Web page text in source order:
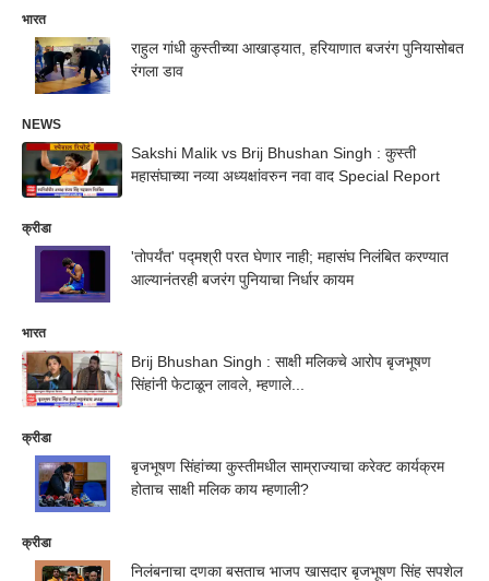
भारत
राहुल गांधी कुस्तीच्या आखाड्यात, हरियाणात बजरंग पुनियासोबत
रंगला डाव
NEWS
Sakshi Malik vs Brij Bhushan Singh : कुस्ती
महासंघाच्या नव्या अध्यक्षांवरुन नवा वाद Special Report
क्रीडा
'तोपर्यंत' पद्मश्री परत घेणार नाही; महासंघ निलंबित करण्यात
आल्यानंतरही बजरंग पुनियाचा निर्धार कायम
भारत
Brij Bhushan Singh : साक्षी मलिकचे आरोप बृजभूषण
सिंहांनी फेटाळून लावले, म्हणाले...
क्रीडा
बृजभूषण सिंहांच्या कुस्तीमधील साम्राज्याचा करेक्ट कार्यक्रम
होताच साक्षी मलिक काय म्हणाली?
क्रीडा
निलंबनाचा दणका बसताच भाजप खासदार बृजभूषण सिंह सपशेल